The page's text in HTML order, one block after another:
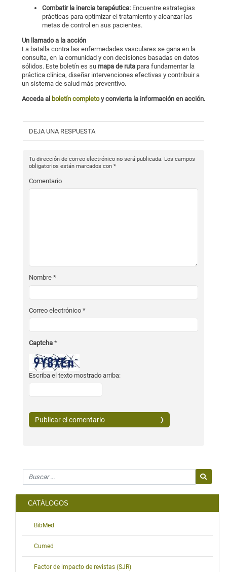
Combatir la inercia terapéutica: Encuentre estrategias
prácticas para optimizar el tratamiento y alcanzar las
metas de control en sus pacientes.
Un llamado a la acción
La batalla contra las enfermedades vasculares se gana en la
consulta, en la comunidad y con decisiones basadas en datos
sólidos. Este boletín es su mapa de ruta para fundamentar la
práctica clínica, diseñar intervenciones efectivas y contribuir a
un sistema de salud más preventivo.
Acceda al boletín completoy convierta la información en acción.
DEJA UNA RESPUESTA
Tu dirección de correo electrónico no será publicada. Los campos
obligatorios están marcados con *
Comentario
Nombre *
Correo electrónico *
Captcha *
Escriba el texto mostrado arriba:
Search for
CATÁLOGOS
BibMed
Cumed
Factor de impacto de revistas (SJR)